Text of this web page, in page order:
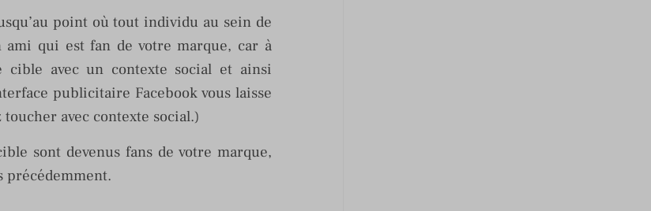
point où tout individu au sein de
qui est fan de votre marque, car à
avec un contexte social et ainsi
publicitaire Facebook vous laisse
avec contexte social.)
sont devenus fans de votre marque,
précédemment.